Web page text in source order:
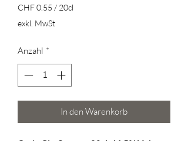
CHF 0.55 / 20cl
CHF 0.55
pro
Zentiliter
exkl. MwSt
Anzahl *
In den Warenkorb